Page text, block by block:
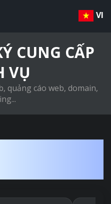
VI
CUNG CẤP
VỤ
quảng cáo web, domain,